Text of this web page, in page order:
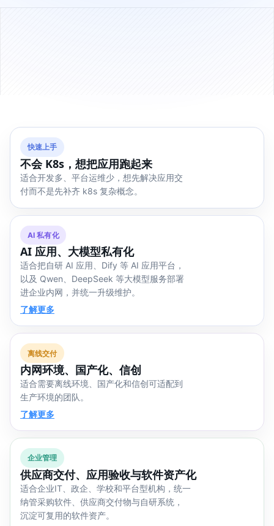
快速上手
不会 K8s，想把应用跑起来
适合开发多、平台运维少，想先解决应用交
付而不是先补齐 k8s 复杂概念。
AI 私有化
AI 应用、大模型私有化
适合把自研 AI 应用、Dify 等 AI 应用平台，
以及 Qwen、DeepSeek 等大模型服务部署
进企业内网，并统一升级维护。
了解更多
离线交付
内网环境、国产化、信创
适合需要离线环境、国产化和信创可适配到
生产环境的团队。
了解更多
企业管理
供应商交付、应用验收与软件资产化
适合企业IT、政企、学校和平台型机构，统一
纳管采购软件、供应商交付物与自研系统，
沉淀可复用的软件资产。